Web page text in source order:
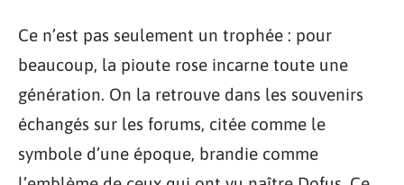
Ce n’est pas seulement un trophée : pour
beaucoup, la pioute rose incarne toute une
génération. On la retrouve dans les souvenirs
échangés sur les forums, citée comme le
symbole d’une époque, brandie comme